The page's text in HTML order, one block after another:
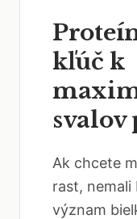
kľúč k
svalov
Ak chcete
rast,
význam